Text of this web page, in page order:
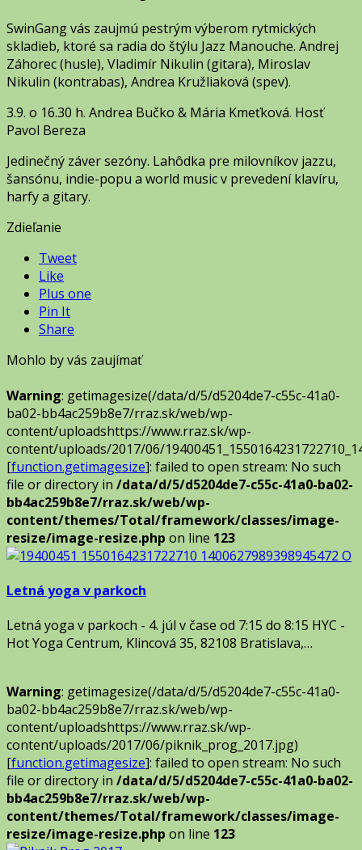
SwinGang vás zaujmú pestrým výberom rytmických
skladieb, ktoré sa radia do štýlu Jazz Manouche. Andrej
Záhorec (husle), Vladimír Nikulin (gitara), Miroslav
Nikulin (kontrabas), Andrea Kružliaková (spev).
3.9. o 16.30 h. Andrea Bučko & Mária Kmeťková. Hosť
Pavol Bereza
Jedinečný záver sezóny. Lahôdka pre milovníkov jazzu,
šansónu, indie-popu a world music v prevedení klavíru,
harfy a gitary.
Zdieľanie
Tweet
Like
Plus one
Pin It
Share
Mohlo by vás zaujímať
Warning: getimagesize(/data/d/5/d5204de7-c55c-41a0-
ba02-bb4ac259b8e7/rraz.sk/web/wp-
content/uploadshttps://www.rraz.sk/wp-
content/uploads/2017/06/
[function.getimagesize]: failed to open stream: No such
file or directory in /data/d/5/d5204de7-c55c-41a0-ba02-
bb4ac259b8e7/rraz.sk/web/wp-
content/themes/Total/framework/classes/image-
resize/image-resize.php on line 123
Letná yoga v parkoch
Letná yoga v parkoch - 4. júl v čase od 7:15 do 8:15 HYC -
Hot Yoga Centrum, Klincová 35, 82108 Bratislava,…
Warning: getimagesize(/data/d/5/d5204de7-c55c-41a0-
ba02-bb4ac259b8e7/rraz.sk/web/wp-
content/uploadshttps://www.rraz.sk/wp-
content/uploads/2017/06/piknik_prog_2017.jpg)
[function.getimagesize]: failed to open stream: No such
file or directory in /data/d/5/d5204de7-c55c-41a0-ba02-
bb4ac259b8e7/rraz.sk/web/wp-
content/themes/Total/framework/classes/image-
resize/image-resize.php on line 123